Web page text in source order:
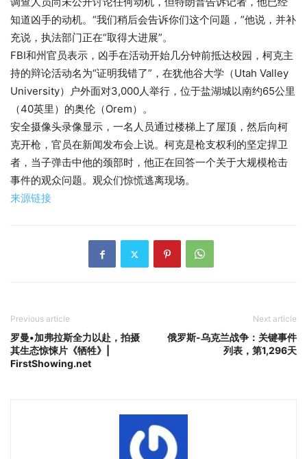
知道凶手的动机。“我们稍后会告诉你们这个问题，”他说，并补
充说，执法部门正在“取得大进展”。
FBI和州官员表示，凶手在活动开始几分钟前抵达校园，柯克主
持的辩论活动名为“证明我错了”，在犹他谷大学（Utah Valley
University）户外面对3,000人举行，位于盐湖城以南约65公里
（40英里）的奥伦（Orem）。
安全摄像头录像显示，一名人员通过楼梯上了屋顶，然后向柯
克开枪，官员在新闻发布会上说。柯克是枪支权利的坚定捍卫
者，当子弹击中他的颈部时，他正在回答一个关于大规模枪击
事件的观众问题。观众们惊慌逃离现场。
来源链接
Previous article
罗曼•加弗拉斯全力以赴，拍摄
其生态惊悚片《牺牲》|
FirstShowing.net
Next article
俄罗斯-乌克兰战争：关键事件
列表，第1,296天